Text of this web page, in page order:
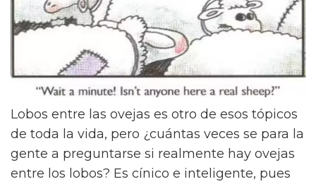
Lobos entre las ovejas es otro de esos tópicos
de toda la vida, pero ¿cuántas veces se para la
gente a preguntarse si realmente hay ovejas
entre los lobos? Es cínico e inteligente, pues